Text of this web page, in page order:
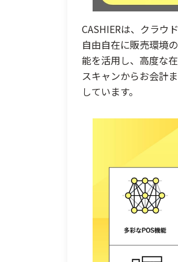
CASHIERは、クラウ
自由自在に販売環境
能を活用し、高度な
スキャンからお会計
しています。